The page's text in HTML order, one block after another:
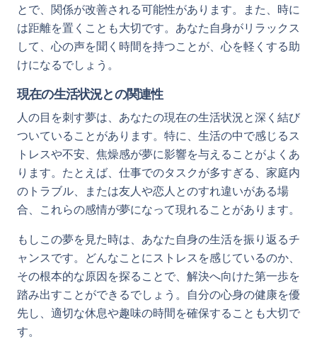
とで、関係が改善される可能性があります。また、時に
は距離を置くことも大切です。あなた自身がリラックス
して、心の声を聞く時間を持つことが、心を軽くする助
けになるでしょう。
現在の生活状況との関連性
人の目を刺す夢は、あなたの現在の生活状況と深く結び
ついていることがあります。特に、生活の中で感じるス
トレスや不安、焦燥感が夢に影響を与えることがよくあ
ります。たとえば、仕事でのタスクが多すぎる、家庭内
のトラブル、または友人や恋人とのすれ違いがある場
合、これらの感情が夢になって現れることがあります。
もしこの夢を見た時は、あなた自身の生活を振り返るチ
ャンスです。どんなことにストレスを感じているのか、
その根本的な原因を探ることで、解決へ向けた第一歩を
踏み出すことができるでしょう。自分の心身の健康を優
先し、適切な休息や趣味の時間を確保することも大切で
す。